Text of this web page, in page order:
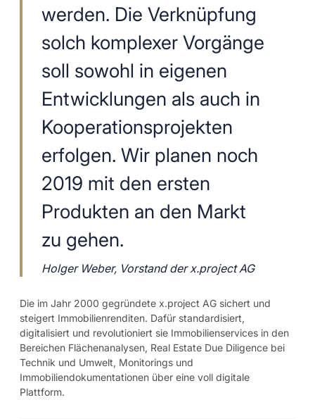
werden. Die Verknüpfung
solch komplexer Vorgänge
soll sowohl in eigenen
Entwicklungen als auch in
Kooperationsprojekten
erfolgen. Wir planen noch
2019 mit den ersten
Produkten an den Markt
zu gehen.
Holger Weber, Vorstand der x.project AG
Die im Jahr 2000 gegründete x.project AG sichert und
steigert Immobilienrenditen. Dafür standardisiert,
digitalisiert und revolutioniert sie Immobilienservices in den
Bereichen Flächenanalysen, Real Estate Due Diligence bei
Technik und Umwelt, Monitorings und
Immobiliendokumentationen über eine voll digitale
Plattform.